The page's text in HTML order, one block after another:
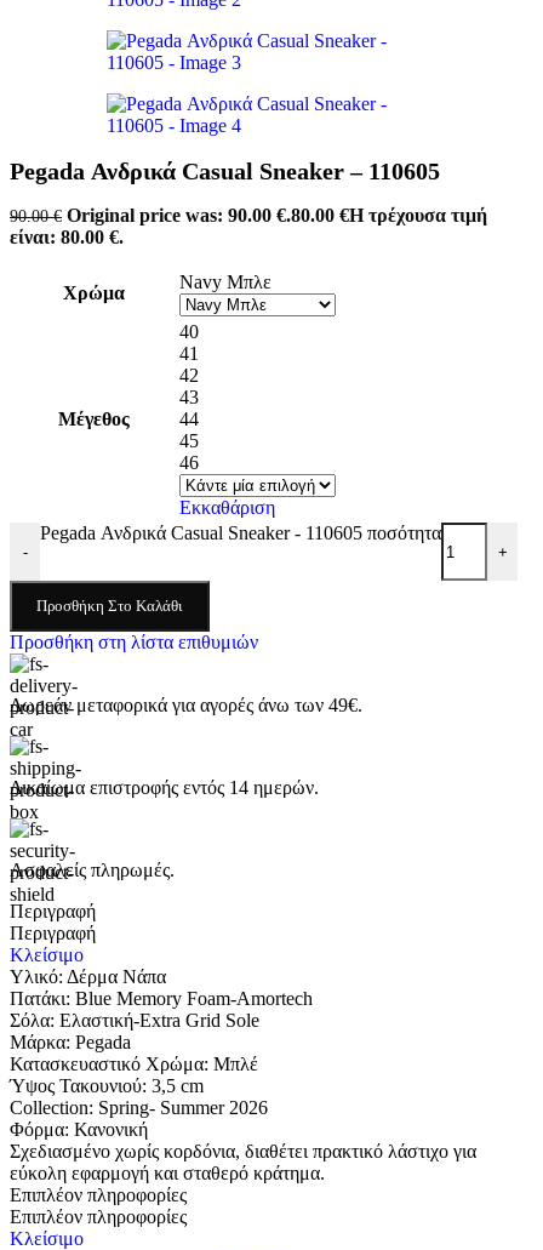
Pegada Ανδρικά Casual Sneaker – 110605
90.00€ Original price was: 90.00 €.80.00 €Η τρέχουσα τιμή
είναι: 80.00 €.
Χρώμα
Navy Μπλε
Μέγεθος
40
41
42
43
44
45
46
Εκκαθάριση
-
Pegada Ανδρικά Casual Sneaker - 110605 ποσότητα
+
Προσθήκη Στο Καλάθι
Προσθήκη στη λίστα επιθυμιών
Δωρεάν μεταφορικά για αγορές άνω των 49€.
Δικαίωμα επιστροφής εντός 14 ημερών.
Ασφαλείς πληρωμές.
Περιγραφή
Περιγραφή
Κλείσιμο
Υλικό: Δέρμα Νάπα
Πατάκι: Blue Memory Foam-Amortech
Σόλα: Ελαστική-Extra Grid Sole
Μάρκα: Pegada
Κατασκευαστικό Χρώμα: Μπλέ
Ύψος Τακουνιού: 3,5 cm
Collection: Spring- Summer 2026
Φόρμα: Κανονική
Σχεδιασμένο χωρίς κορδόνια, διαθέτει πρακτικό λάστιχο για
εύκολη εφαρμογή και σταθερό κράτημα.
Επιπλέον πληροφορίες
Επιπλέον πληροφορίες
Κλείσιμο